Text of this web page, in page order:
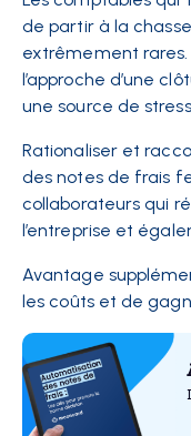
de partir à la
extrêmement
l’approche d’une
une source de
Rationaliser et
des notes de frais
collaborateurs qui
l’entreprise et
Avantage
les coûts et de